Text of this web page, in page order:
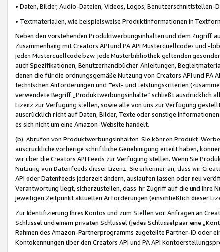
• Daten, Bilder, Audio-Dateien, Videos, Logos, Benutzerschnittstellen-
• Textmaterialien, wie beispielsweise Produktinformationen in
Neben den vorstehenden Produktwerbungsinhalten und dem Zugriff
Zusammenhang mit Creators API und PA API Musterquellcodes und
jeden Musterquellcode bzw. jede Musterbibliothek geltenden
auch Spezifikationen, Benutzerhandbücher, Anleitungen,
denen die für die ordnungsgemäße Nutzung von Creators API und PA
technischen Anforderungen und Test- und Leistungskriterien
verwendete Begriff „Produktwerbungsinhalte“ schließt ausdrücklich
Lizenz zur Verfügung stellen, sowie alle von uns zur Verfügung
ausdrücklich nicht auf Daten, Bilder, Texte oder sonstige
es sich nicht um eine Amazon-Website handelt.
(b) Abrufen von Produktwerbungsinhalten. Sie können Produkt-
ausdrückliche vorherige schriftliche Genehmigung erteilt haben,
wir über die Creators API Feeds zur Verfügung stellen. Wenn Sie
Nutzung von Datenfeeds dieser Lizenz. Sie erkennen an, dass wir
API oder Datenfeeds jederzeit ändern, auslaufen lassen oder neu
Verantwortung liegt, sicherzustellen, dass Ihr Zugriff auf die und Ihre
jeweiligen Zeitpunkt aktuellen Anforderungen (einschließlich dieser
Zur Identifizierung Ihres Kontos und zum Stellen von Anfragen an
Schlüssel und einem privaten Schlüssel (jedes Schlüsselpaar eine
Rahmen des Amazon-Partnerprogramms zugeteilte Partner-ID oder
Kontokennungen über den Creators API und PA API